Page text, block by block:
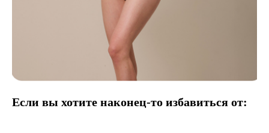
Если вы хотите наконец-то избавиться от: